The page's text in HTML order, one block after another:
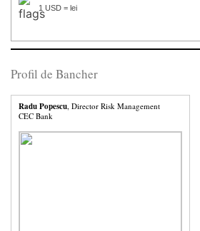
1 USD = lei
Profil de Bancher
Radu Popescu, Director Risk Management
CEC Bank